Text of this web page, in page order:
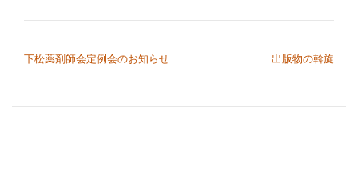
を
切
り
下松薬剤師会定例会のお知らせ 出版物の斡旋